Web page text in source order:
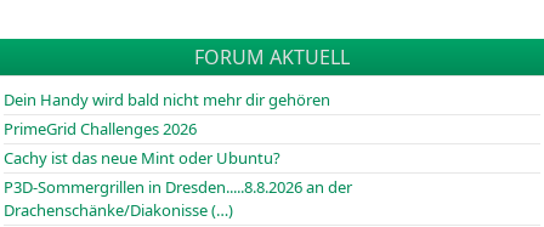
FORUM AKTUELL
Dein Handy wird bald nicht mehr dir gehören
PrimeGrid Challenges 2026
Cachy ist das neue Mint oder Ubuntu?
P3D-Sommergrillen in Dresden.....8.8.2026 an der
Drachenschänke/Diakonisse (…)